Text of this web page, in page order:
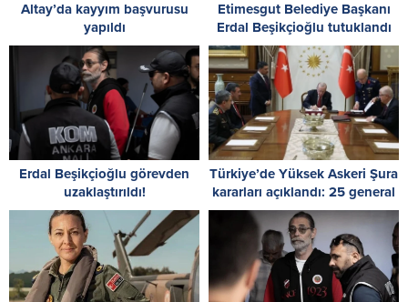
Altay’da kayyım başvurusu
yapıldı
Etimesgut Belediye Başkanı
Erdal Beşikçioğlu tutuklandı
Erdal Beşikçioğlu görevden
uzaklaştırıldı!
Türkiye’de Yüksek Askeri Şura
kararları açıklandı: 25 general
ve amiral terfi etti